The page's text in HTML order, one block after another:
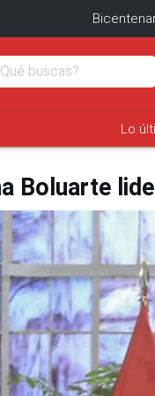
Lo
Boluarte